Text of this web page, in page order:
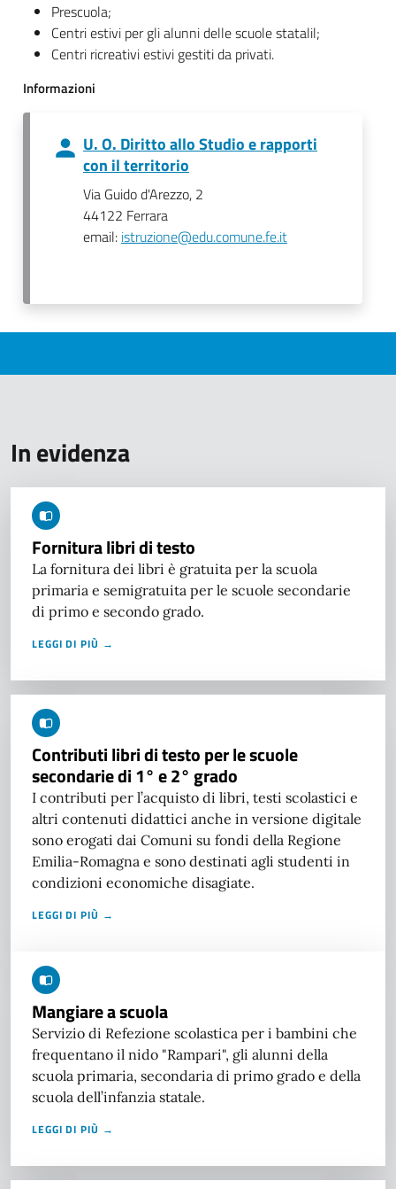
Prescuola;
Centri estivi per gli alunni delle scuole statalil;
Centri ricreativi estivi gestiti da privati.
Informazioni
U. O. Diritto allo Studio e rapporti
con il territorio
Via Guido d'Arezzo, 2
44122 Ferrara
email: istruzione@edu.comune.fe.it
In evidenza
Fornitura libri di testo
La fornitura dei libri è gratuita per la scuola
primaria e semigratuita per le scuole secondarie
di primo e secondo grado.
LEGGI DI PIÙ →
Contributi libri di testo per le scuole
secondarie di 1° e 2° grado
I contributi per l’acquisto di libri, testi scolastici e
altri contenuti didattici anche in versione digitale
sono erogati dai Comuni su fondi della Regione
Emilia-Romagna e sono destinati agli studenti in
condizioni economiche disagiate.
LEGGI DI PIÙ →
Mangiare a scuola
Servizio di Refezione scolastica per i bambini che
frequentano il nido "Rampari", gli alunni della
scuola primaria, secondaria di primo grado e della
scuola dell’infanzia statale.
LEGGI DI PIÙ →